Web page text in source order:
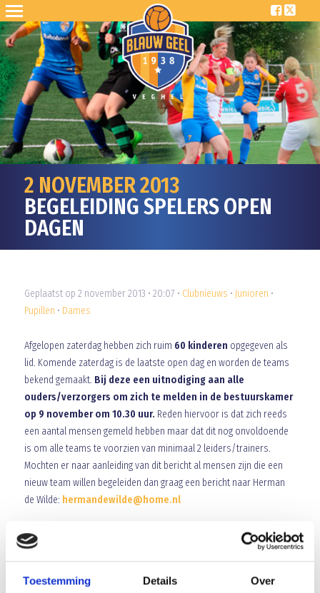
Toestemming Details Over
2 NOVEMBER 2013
BEGELEIDING SPELERS OPEN
DAGEN
Geplaatst op 2 november 2013 • 20:07 • Clubnieuws • Junioren •
Pupillen • Dames
Afgelopen zaterdag hebben zich ruim 60 kinderen opgegeven als
lid. Komende zaterdag is de laatste open dag en worden de teams
bekend gemaakt. Bij deze een uitnodiging aan alle
ouders/verzorgers om zich te melden in de bestuurskamer
op 9 november om 10.30 uur. Reden hiervoor is dat zich reeds
een aantal mensen gemeld hebben maar dat dit nog onvoldoende
is om alle teams te voorzien van minimaal 2 leiders/trainers.
Mochten er naar aanleiding van dit bericht al mensen zijn die een
nieuw team willen begeleiden dan graag een bericht naar Herman
de Wilde: hermandewilde@home.nl
Array
Twitter
Franko van Bussel Schilderwerken sponsor D6